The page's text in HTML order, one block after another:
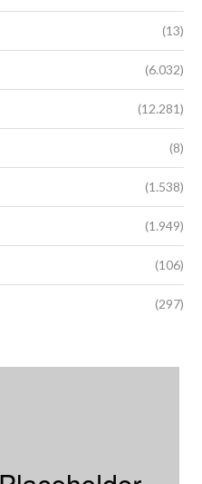
(13)
(6.032)
(12.281)
(8)
(1.538)
(1.949)
(106)
(297)